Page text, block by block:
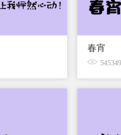
春宵
545349